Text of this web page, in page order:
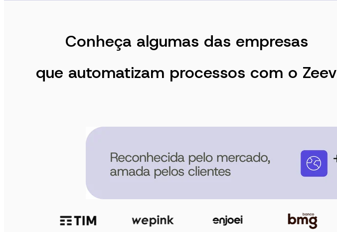
Conheça algumas das empresas
que automatizam processos com o Zeev